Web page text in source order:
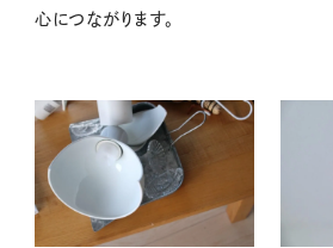
心につながります。